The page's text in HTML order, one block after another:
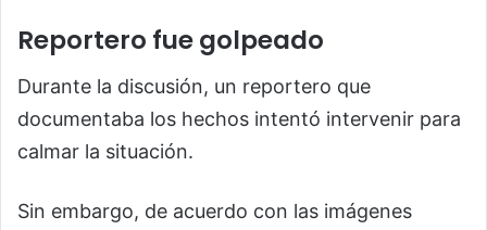
Reportero fue golpeado
Durante la discusión, un reportero que
documentaba los hechos intentó intervenir para
calmar la situación.
Sin embargo, de acuerdo con las imágenes